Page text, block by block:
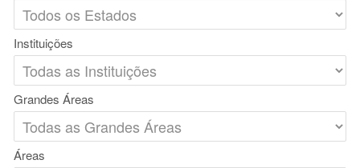
Instituições
Grandes Áreas
Áreas